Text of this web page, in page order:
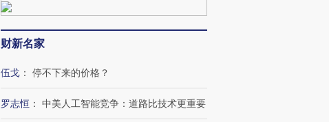
财新名家
伍戈 ： 停不下来的价格？
罗志恒 ： 中美人工智能竞争：道路比技术更重要